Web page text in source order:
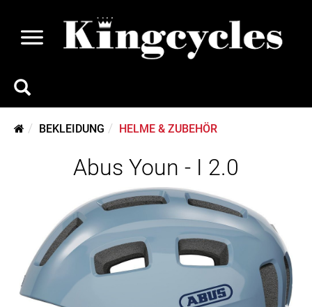
BEKLEIDUNG HELME & ZUBEHÖR
Abus Youn - I 2.0